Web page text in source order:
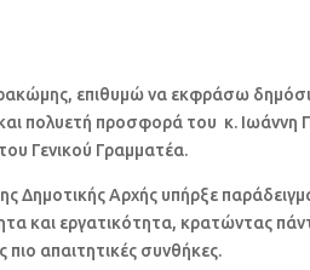
επιθυμώ να εκφράσω δημόσια
και πολυετή προσφορά του κ.
Γενικού Γραμματέα.
Δημοτικής Αρχής υπήρξε
και εργατικότητα, κρατώντας
απαιτητικές συνθήκες.